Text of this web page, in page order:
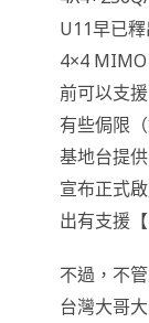
U11早已
4×4
前可以支
有些侷限
基地台提
宣布正式
出有支援
不過，不
台灣大哥